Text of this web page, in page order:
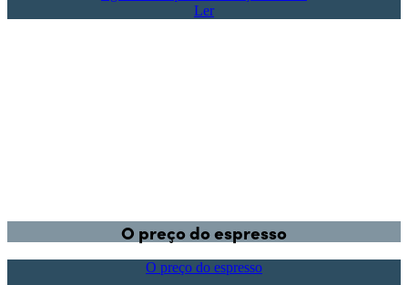
Ler
O preço do espresso
O preço do espresso